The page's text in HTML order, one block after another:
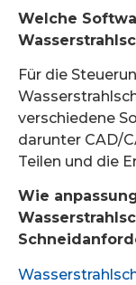
Welche
Für die
verschiedene
darunter CAD/
Teilen und die
Wie